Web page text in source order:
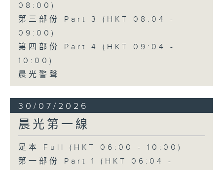
08:00)
第三部份 Part 3 (HKT 08:04 -
09:00)
第四部份 Part 4 (HKT 09:04 -
10:00)
晨光警聲
30/07/2026
晨光第一線
足本 Full (HKT 06:00 - 10:00)
第一部份 Part 1 (HKT 06:04 -